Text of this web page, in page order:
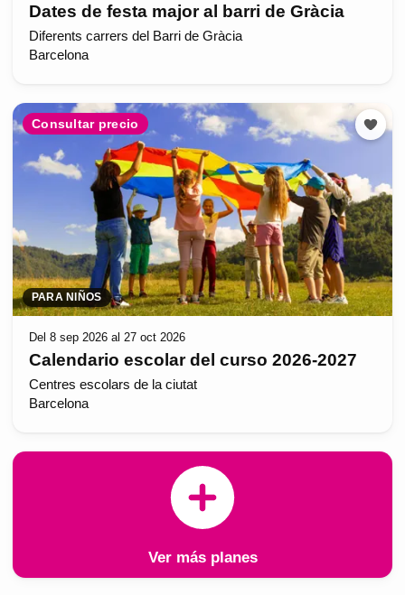
Dates de festa major al barri de Gràcia
Diferents carrers del Barri de Gràcia
Barcelona
Consultar precio
PARA NIÑOS
Del 8 sep 2026 al 27 oct 2026
Calendario escolar del curso 2026-2027
Centres escolars de la ciutat
Barcelona
Ver más planes